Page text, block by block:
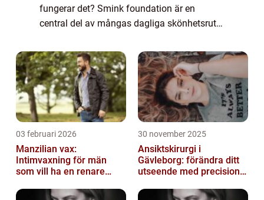
fungerar det? Smink foundation är en
central del av mångas dagliga skönhetsrutin
hudton. Denna artikel kommer att ge dig en
öve...
03 februari 2026
Manzilian vax:
Intimvaxning för män
som vill ha en renare
30 november 2025
Ansiktskirurgi i
Gävleborg: förändra ditt
utseende med precision